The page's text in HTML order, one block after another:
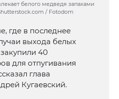
белого медведя запахами
/ Fotodom
где в последнее
выхода белых
40
для отпугивания
глава
Кугаевский.